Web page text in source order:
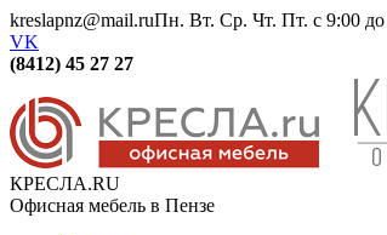
kreslapnz@mail.ruПн. Вт. Ср. Чт. Пт. с 9:00
VK
(8412) 45 27 27
КРЕСЛА.RU
Офисная мебель в Пензе